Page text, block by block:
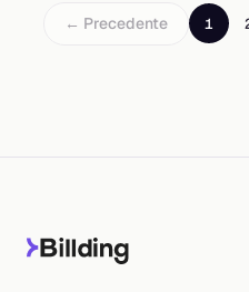
← Precedente 1